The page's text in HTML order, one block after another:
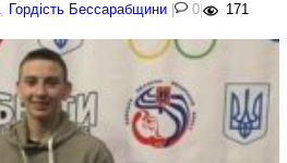
, Гордість Бессарабщини | 0 | 171